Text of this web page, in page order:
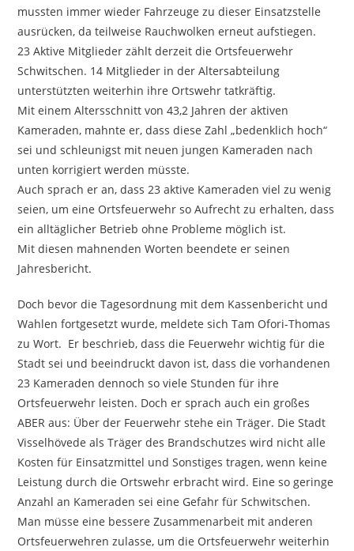
mussten immer wieder Fahrzeuge zu dieser Einsatzstelle
ausrücken, da teilweise Rauchwolken erneut aufstiegen.
23 Aktive Mitglieder zählt derzeit die Ortsfeuerwehr
Schwitschen. 14 Mitglieder in der Altersabteilung
unterstützten weiterhin ihre Ortswehr tatkräftig.
Mit einem Altersschnitt von 43,2 Jahren der aktiven
Kameraden, mahnte er, dass diese Zahl „bedenklich hoch“
sei und schleunigst mit neuen jungen Kameraden nach
unten korrigiert werden müsste.
Auch sprach er an, dass 23 aktive Kameraden viel zu wenig
seien, um eine Ortsfeuerwehr so Aufrecht zu erhalten, dass
ein alltäglicher Betrieb ohne Probleme möglich ist.
Mit diesen mahnenden Worten beendete er seinen
Jahresbericht.
Doch bevor die Tagesordnung mit dem Kassenbericht und
Wahlen fortgesetzt wurde, meldete sich Tam Ofori-Thomas
zu Wort. Er beschrieb, dass die Feuerwehr wichtig für die
Stadt sei und beeindruckt davon ist, dass die vorhandenen
23 Kameraden dennoch so viele Stunden für ihre
Ortsfeuerwehr leisten. Doch er sprach auch ein großes
ABER aus: Über der Feuerwehr stehe ein Träger. Die Stadt
Visselhövede als Träger des Brandschutzes wird nicht alle
Kosten für Einsatzmittel und Sonstiges tragen, wenn keine
Leistung durch die Ortswehr erbracht wird. Eine so geringe
Anzahl an Kameraden sei eine Gefahr für Schwitschen.
Man müsse eine bessere Zusammenarbeit mit anderen
Ortsfeuerwehren zulasse, um die Ortsfeuerwehr weiterhin